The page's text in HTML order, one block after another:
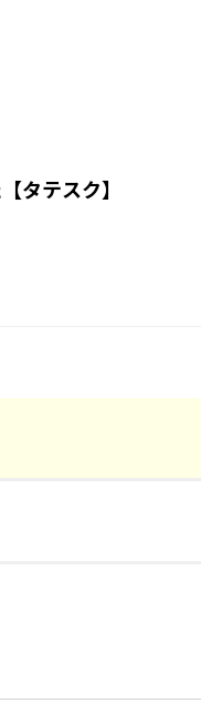
タテスク】